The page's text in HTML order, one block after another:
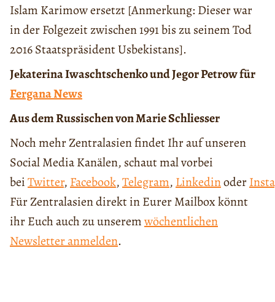
Islam Karimow ersetzt [Anmerkung: Dieser war
in der Folgezeit zwischen 1991 bis zu seinem Tod
2016 Staatspräsident Usbekistans].
Jеkaterina Iwaschtschenko und Jеgor Petrow für
Fergana News
Aus dem Russischen von Marie Schliesser
Noch mehr Zentralasien findet Ihr auf unseren
Social Media Kanälen, schaut mal vorbei
beiTwitter,Facebook,Telegram,Linkedinoder
Für Zentralasien direkt in Eurer Mailbox könnt
ihr Euch auch zu unseremwöchentlichen
Newsletter anmelden.